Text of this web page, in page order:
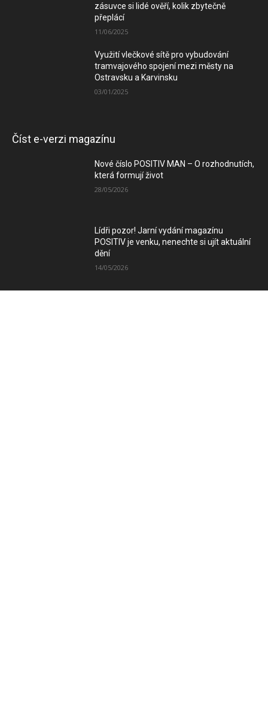
zásuvce si lidé ověří, kolik zbytečně
přeplácí
11/06/2025
Využití vlečkové sítě pro vybudování
tramvajového spojení mezi městy na
Ostravsku a Karvinsku
03/01/2025
Číst e-verzi magazínu
Nové číslo POSITIV MAN – O rozhodnutích,
která formují život
28/05/2026
Lídři pozor! Jarní vydání magazínu
POSITIV je venku, nenechte si ujít aktuální
dění
14/05/2026